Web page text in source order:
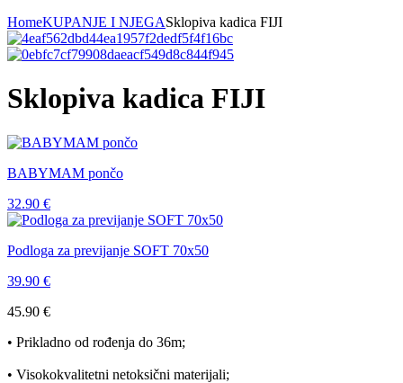
HomeKUPANJE I NJEGASklopiva kadica FIJI
Sklopiva kadica FIJI
BABYMAM pončo
32.90 €
Podloga za previjanje SOFT 70x50
39.90 €
45.90 €
• Prikladno od rođenja do 36m;
• Visokokvalitetni netoksični materijali;